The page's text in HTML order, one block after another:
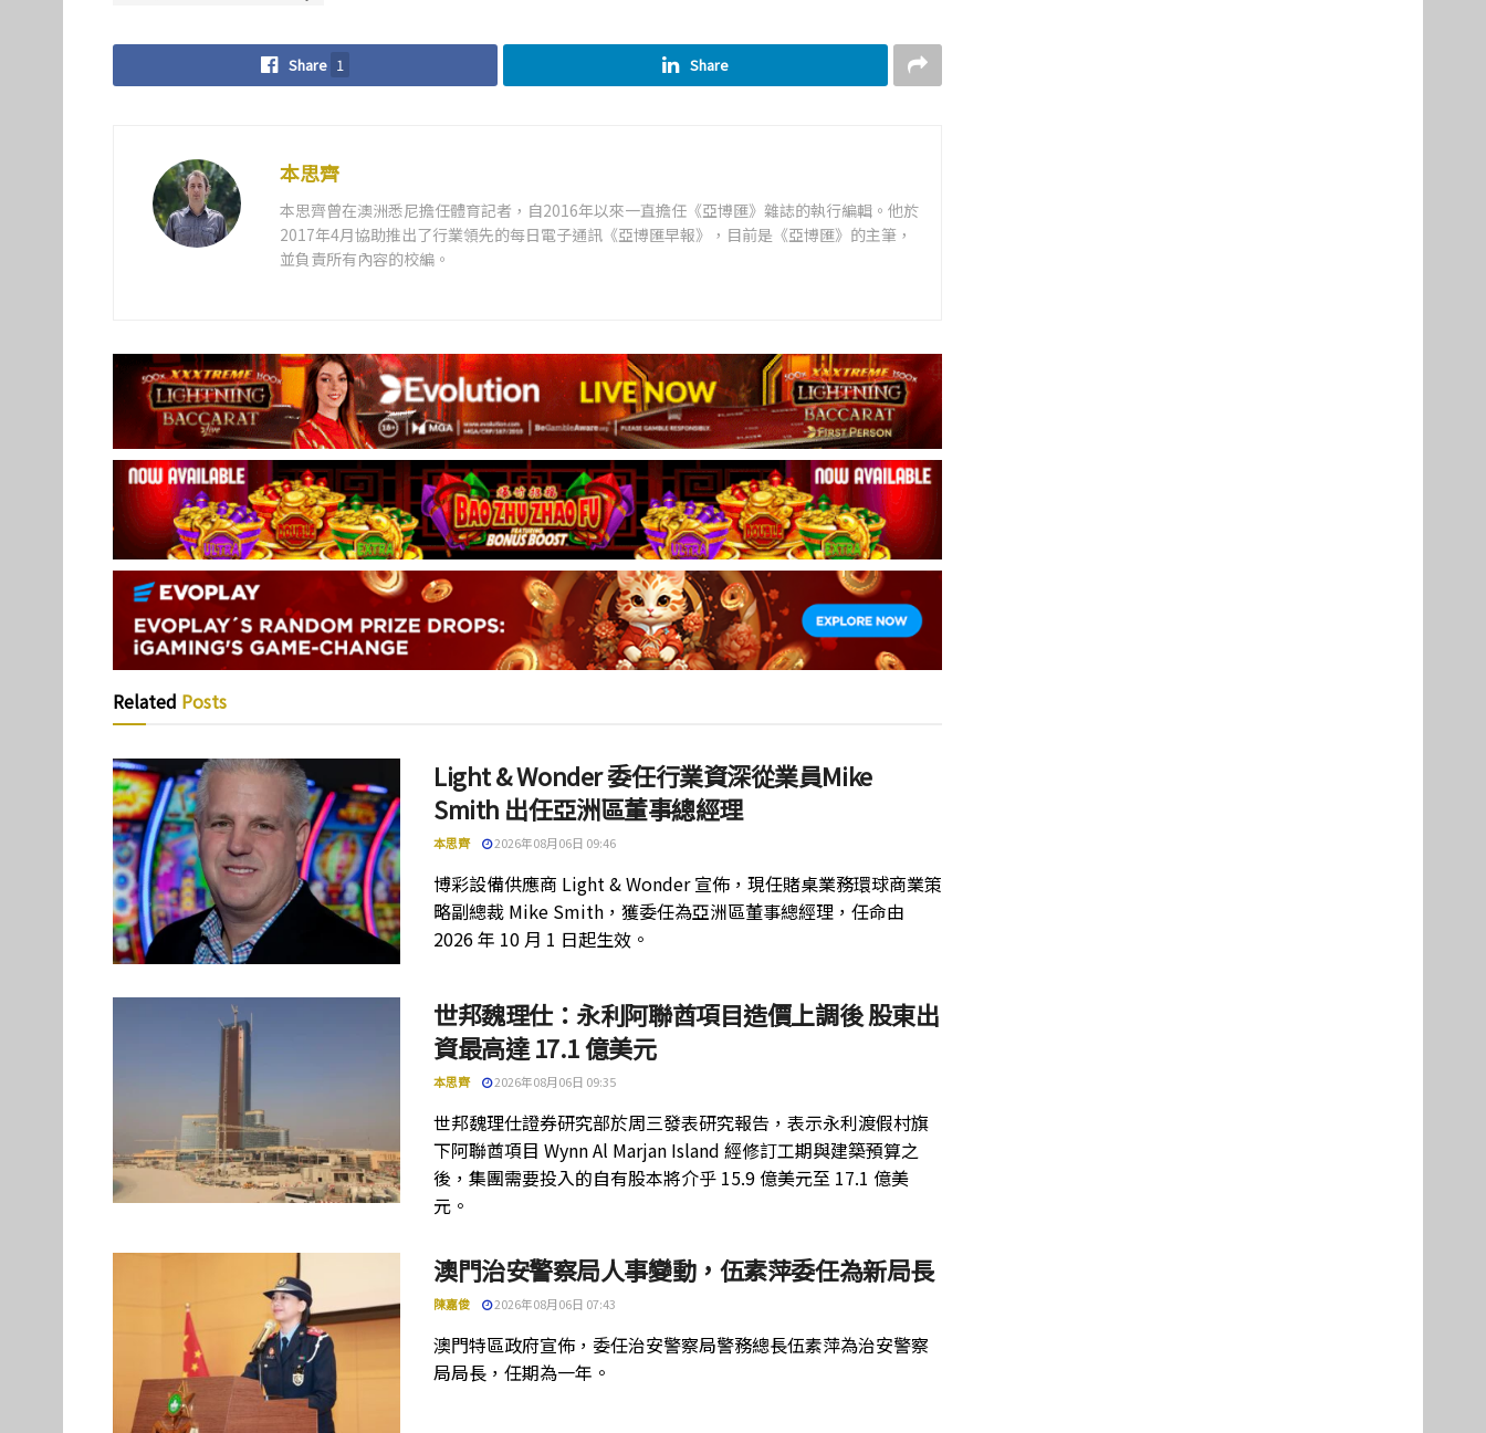
Share 1 Share
本思齊
本思齊曾在澳洲悉尼擔任體育記者，自2016年以來一直擔任《亞博匯》雜誌的執行編輯。他於
2017年4月協助推出了行業領先的每日電子通訊《亞博匯早報》，目前是《亞博匯》的主筆，
並負責所有內容的校編。
Related Posts
Light & Wonder 委任行業資深從業員Mike
Smith 出任亞洲區董事總經理
本思齊 2026年08月06日 09:46
博彩設備供應商 Light & Wonder 宣佈，現任賭桌業務環球商業策
略副總裁 Mike Smith，獲委任為亞洲區董事總經理，任命由
2026 年 10 月 1 日起生效。
世邦魏理仕：永利阿聯酋項目造價上調後 股東出
資最高達 17.1 億美元
本思齊 2026年08月06日 09:35
世邦魏理仕證券研究部於周三發表研究報告，表示永利渡假村旗
下阿聯酋項目 Wynn Al Marjan Island 經修訂工期與建築預算之
後，集團需要投入的自有股本將介乎 15.9 億美元至 17.1 億美
元。
澳門治安警察局人事變動，伍素萍委任為新局長
陳嘉俊 2026年08月06日 07:43
澳門特區政府宣佈，委任治安警察局警務總長伍素萍為治安警察
局局長，任期為一年。